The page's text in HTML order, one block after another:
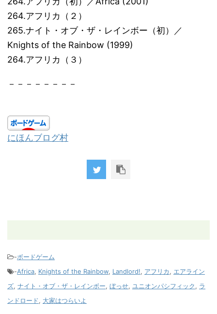
264.アフリカ（２）
265.ナイト・オブ・ザ・レインボー（初）／
Knights of the Rainbow (1999)
264.アフリカ（３）
－－－－－－－－
にほんブログ村
-ボードゲーム
-Africa, Knights of the Rainbow, Landlord!, アフリカ, エアライン
ズ, ナイト・オブ・ザ・レインボー, ぼっせ, ユニオンパシフィック, ラ
ンドロード, 大家はつらいよ